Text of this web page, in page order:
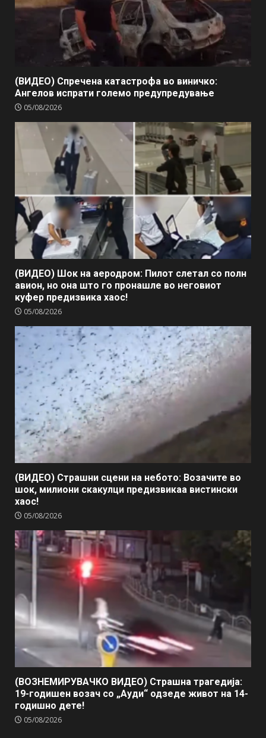
(ВИДЕО) Спречена катастрофа во виничко:
Ангелов испрати големо предупредување
05/08/2026
(ВИДЕО) Шок на аеродром: Пилот слетал со полн
авион, но она што го пронашле во неговиот
куфер предизвика хаос!
05/08/2026
(ВИДЕО) Страшни сцени на небото: Возачите во
шок, милиони скакулци предизвикаа вистински
хаос!
05/08/2026
(ВОЗНЕМИРУВАЧКО ВИДЕО) Страшна трагедија:
19-годишен возач со „Ауди“ одзеде живот на 14-
годишно дете!
05/08/2026